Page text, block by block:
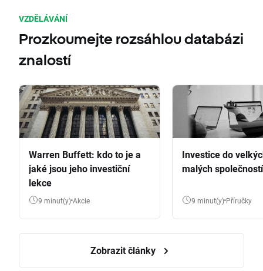
VZDĚLÁVÁNÍ
Prozkoumejte rozsáhlou databázi
znalostí
Warren Buffett: kdo to je a
jaké jsou jeho investiční
lekce
9 minut(y) Akcie
Investice do
malých společností
9 minut(y) Příručky
Zobrazit články